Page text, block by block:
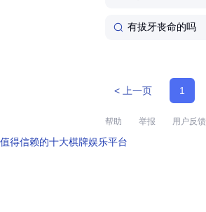
有拔牙丧命的吗
< 上一页 1
帮助 举报 用户反馈
值得信赖的十大棋牌娱乐平台